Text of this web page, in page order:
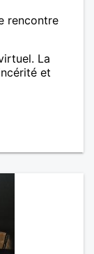
rencontre
La
et